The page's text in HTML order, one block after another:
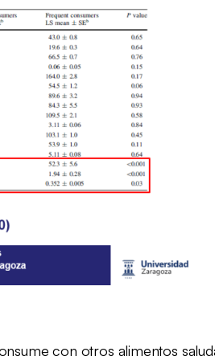
con otros alimentos